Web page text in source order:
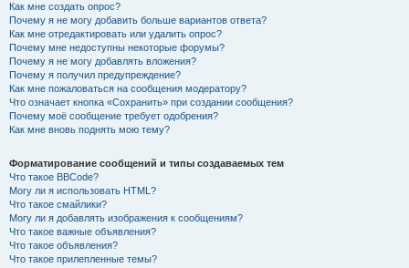
Как мне создать опрос?
Почему я не могу добавить больше вариантов ответа?
Как мне отредактировать или удалить опрос?
Почему мне недоступны некоторые форумы?
Почему я не могу добавлять вложения?
Почему я получил предупреждение?
Как мне пожаловаться на сообщения модератору?
Что означает кнопка «Сохранить» при создании сообщения?
Почему моё сообщение требует одобрения?
Как мне вновь поднять мою тему?
Форматирование сообщений и типы создаваемых тем
Что такое BBCode?
Могу ли я использовать HTML?
Что такое смайлики?
Могу ли я добавлять изображения к сообщениям?
Что такое важные объявления?
Что такое объявления?
Что такое прилепленные темы?